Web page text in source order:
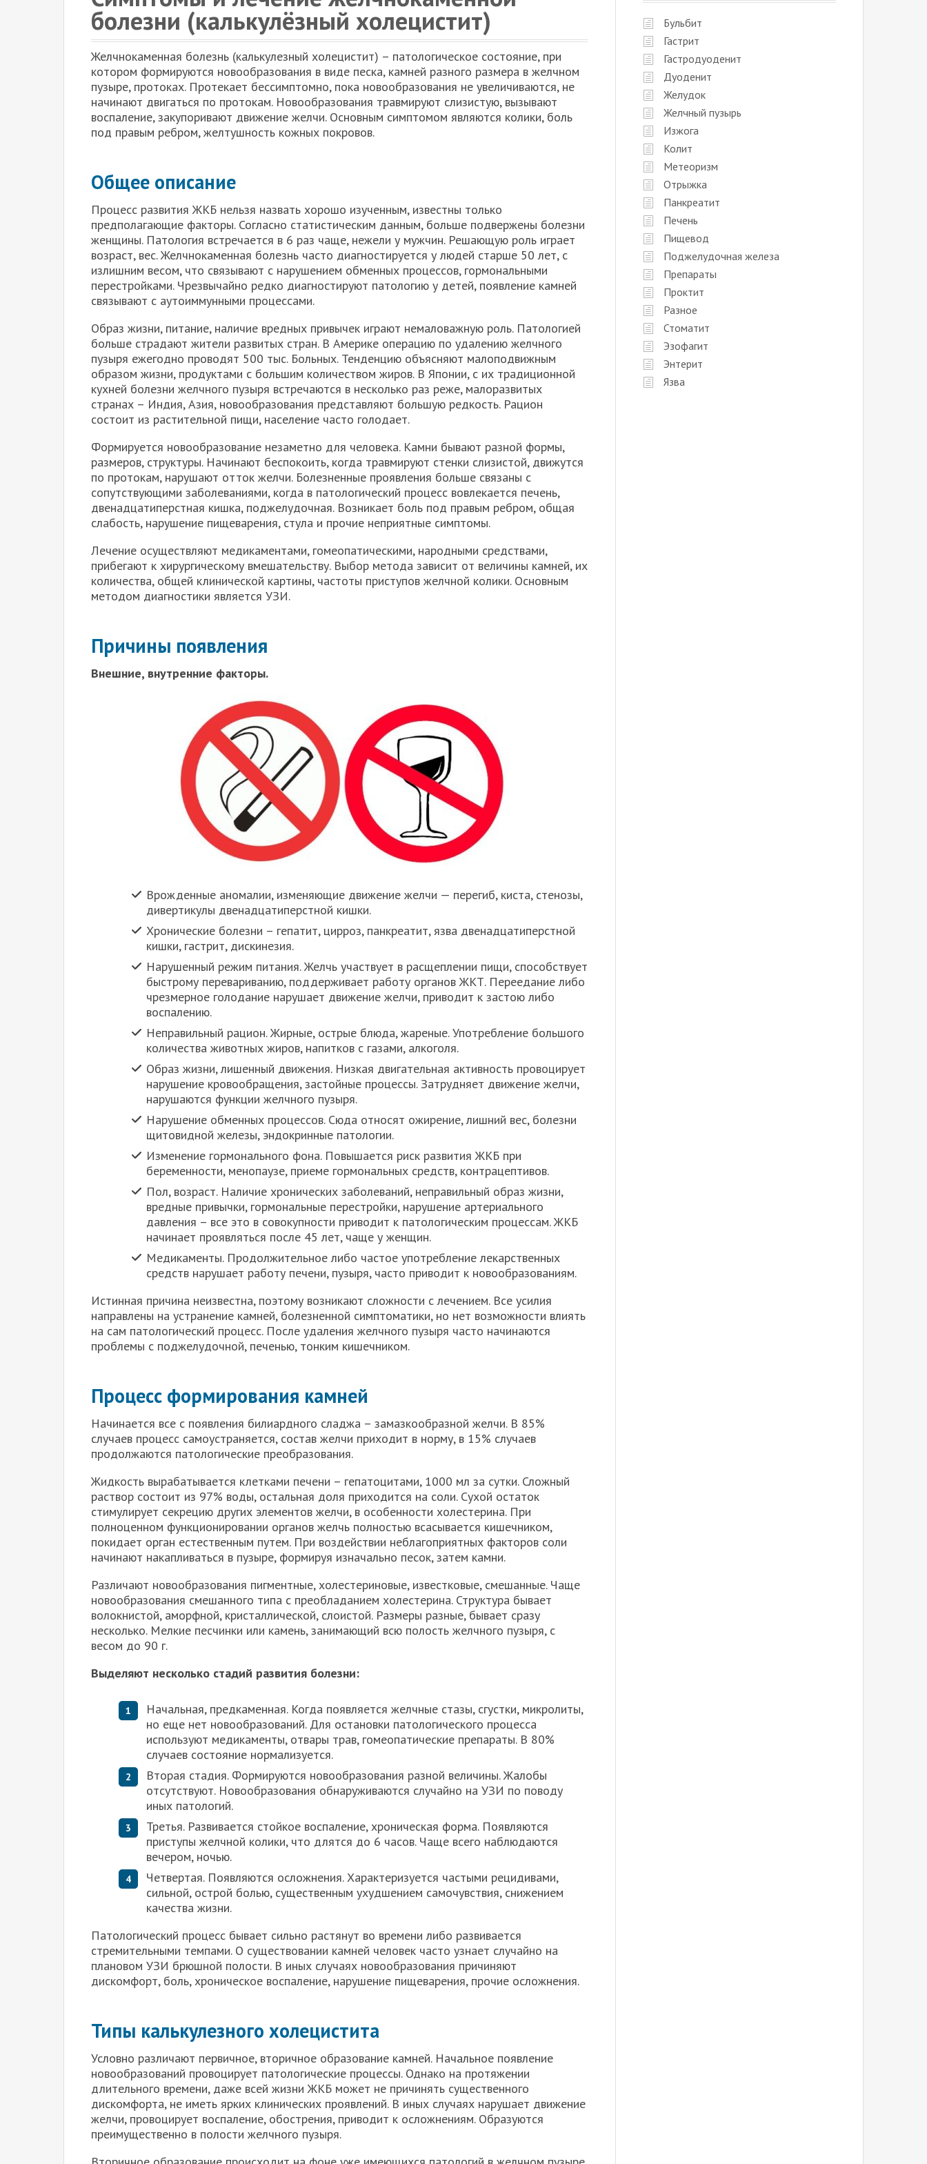
болезни (калькулёзный холецистит)
Желчнокаменная болезнь (калькулезный холецистит) – патологическое состояние, при
котором формируются новообразования в виде песка, камней разного размера в желчном
пузыре, протоках. Протекает бессимптомно, пока новообразования не увеличиваются, не
начинают двигаться по протокам. Новообразования травмируют слизистую, вызывают
воспаление, закупоривают движение желчи. Основным симптомом являются колики, боль
под правым ребром, желтушность кожных покровов.
Общее описание
Процесс развития ЖКБ нельзя назвать хорошо изученным, известны только
предполагающие факторы. Согласно статистическим данным, больше подвержены болезни
женщины. Патология встречается в 6 раз чаще, нежели у мужчин. Решающую роль играет
возраст, вес. Желчнокаменная болезнь часто диагностируется у людей старше 50 лет, с
излишним весом, что связывают с нарушением обменных процессов, гормональными
перестройками. Чрезвычайно редко диагностируют патологию у детей, появление камней
связывают с аутоиммунными процессами.
Образ жизни, питание, наличие вредных привычек играют немаловажную роль. Патологией
больше страдают жители развитых стран. В Америке операцию по удалению желчного
пузыря ежегодно проводят 500 тыс. Больных. Тенденцию объясняют малоподвижным
образом жизни, продуктами с большим количеством жиров. В Японии, с их традиционной
кухней болезни желчного пузыря встречаются в несколько раз реже, малоразвитых
странах – Индия, Азия, новообразования представляют большую редкость. Рацион
состоит из растительной пищи, население часто голодает.
Формируется новообразование незаметно для человека. Камни бывают разной формы,
размеров, структуры. Начинают беспокоить, когда травмируют стенки слизистой, движутся
по протокам, нарушают отток желчи. Болезненные проявления больше связаны с
сопутствующими заболеваниями, когда в патологический процесс вовлекается печень,
двенадцатиперстная кишка, поджелудочная. Возникает боль под правым ребром, общая
слабость, нарушение пищеварения, стула и прочие неприятные симптомы.
Лечение осуществляют медикаментами, гомеопатическими, народными средствами,
прибегают к хирургическому вмешательству. Выбор метода зависит от величины камней, их
количества, общей клинической картины, частоты приступов желчной колики. Основным
методом диагностики является УЗИ.
Причины появления
Внешние, внутренние факторы.
Врожденные аномалии, изменяющие движение желчи — перегиб, киста, стенозы,
дивертикулы двенадцатиперстной кишки.
Хронические болезни – гепатит, цирроз, панкреатит, язва двенадцатиперстной
кишки, гастрит, дискинезия.
Нарушенный режим питания. Желчь участвует в расщеплении пищи, способствует
быстрому перевариванию, поддерживает работу органов ЖКТ. Переедание либо
чрезмерное голодание нарушает движение желчи, приводит к застою либо
воспалению.
Неправильный рацион. Жирные, острые блюда, жареные. Употребление большого
количества животных жиров, напитков с газами, алкоголя.
Образ жизни, лишенный движения. Низкая двигательная активность провоцирует
нарушение кровообращения, застойные процессы. Затрудняет движение желчи,
нарушаются функции желчного пузыря.
Нарушение обменных процессов. Сюда относят ожирение, лишний вес, болезни
щитовидной железы, эндокринные патологии.
Изменение гормонального фона. Повышается риск развития ЖКБ при
беременности, менопаузе, приеме гормональных средств, контрацептивов.
Пол, возраст. Наличие хронических заболеваний, неправильный образ жизни,
вредные привычки, гормональные перестройки, нарушение артериального
давления – все это в совокупности приводит к патологическим процессам. ЖКБ
начинает проявляться после 45 лет, чаще у женщин.
Медикаменты. Продолжительное либо частое употребление лекарственных
средств нарушает работу печени, пузыря, часто приводит к новообразованиям.
Истинная причина неизвестна, поэтому возникают сложности с лечением. Все усилия
направлены на устранение камней, болезненной симптоматики, но нет возможности влиять
на сам патологический процесс. После удаления желчного пузыря часто начинаются
проблемы с поджелудочной, печенью, тонким кишечником.
Процесс формирования камней
Начинается все с появления билиардного сладжа – замазкообразной желчи. В 85%
случаев процесс самоустраняется, состав желчи приходит в норму, в 15% случаев
продолжаются патологические преобразования.
Жидкость вырабатывается клетками печени – гепатоцитами, 1000 мл за сутки. Сложный
раствор состоит из 97% воды, остальная доля приходится на соли. Сухой остаток
стимулирует секрецию других элементов желчи, в особенности холестерина. При
полноценном функционировании органов желчь полностью всасывается кишечником,
покидает орган естественным путем. При воздействии неблагоприятных факторов соли
начинают накапливаться в пузыре, формируя изначально песок, затем камни.
Различают новообразования пигментные, холестериновые, известковые, смешанные. Чаще
новообразования смешанного типа с преобладанием холестерина. Структура бывает
волокнистой, аморфной, кристаллической, слоистой. Размеры разные, бывает сразу
несколько. Мелкие песчинки или камень, занимающий всю полость желчного пузыря, с
весом до 90 г.
Выделяют несколько стадий развития болезни:
Начальная, предкаменная. Когда появляется желчные стазы, сгустки, микролиты,
но еще нет новообразований. Для остановки патологического процесса
используют медикаменты, отвары трав, гомеопатические препараты. В 80%
случаев состояние нормализуется.
Вторая стадия. Формируются новообразования разной величины. Жалобы
отсутствуют. Новообразования обнаруживаются случайно на УЗИ по поводу
иных патологий.
Третья. Развивается стойкое воспаление, хроническая форма. Появляются
приступы желчной колики, что длятся до 6 часов. Чаще всего наблюдаются
вечером, ночью.
Четвертая. Появляются осложнения. Характеризуется частыми рецидивами,
сильной, острой болью, существенным ухудшением самочувствия, снижением
качества жизни.
Патологический процесс бывает сильно растянут во времени либо развивается
стремительными темпами. О существовании камней человек часто узнает случайно на
плановом УЗИ брюшной полости. В иных случаях новообразования причиняют
дискомфорт, боль, хроническое воспаление, нарушение пищеварения, прочие осложнения.
Типы калькулезного холецистита
Условно различают первичное, вторичное образование камней. Начальное появление
новообразований провоцирует патологические процессы. Однако на протяжении
длительного времени, даже всей жизни ЖКБ может не причинять существенного
дискомфорта, не иметь ярких клинических проявлений. В иных случаях нарушает движение
желчи, провоцирует воспаление, обострения, приводит к осложнениям. Образуются
преимущественно в полости желчного пузыря.
Бульбит
Гастрит
Гастродуоденит
Дуоденит
Желудок
Желчный пузырь
Изжога
Колит
Метеоризм
Отрыжка
Панкреатит
Печень
Пищевод
Поджелудочная железа
Препараты
Проктит
Разное
Стоматит
Эзофагит
Энтерит
Язва